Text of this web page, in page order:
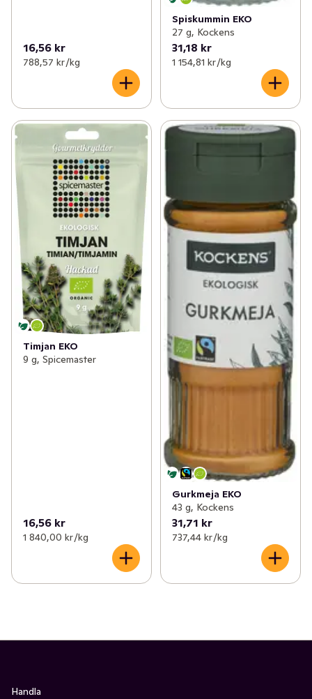
16,56 kr
788,57 kr /kg
Spiskummin EKO
27 g, Kockens
31,18 kr
1 154,81 kr /kg
Timjan EKO
9 g, Spicemaster
16,56 kr
1 840,00 kr /kg
Gurkmeja EKO
43 g, Kockens
31,71 kr
737,44 kr /kg
Handla